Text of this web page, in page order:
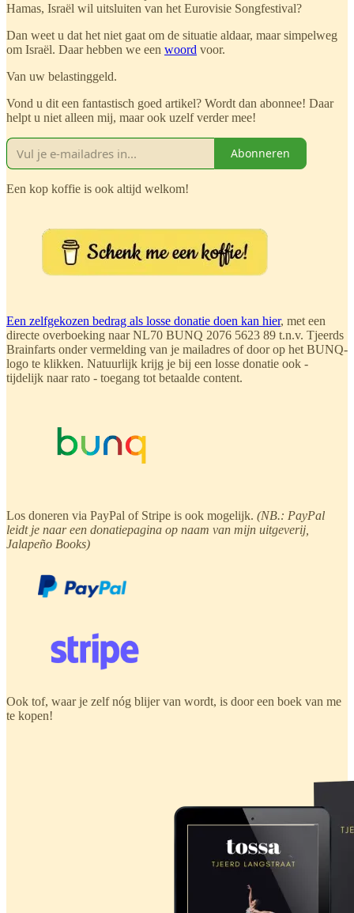
Hamas, Israël wil uitsluiten van het Eurovisie Songfestival?
Dan weet u dat het niet gaat om de situatie aldaar, maar simpelweg
om Israël. Daar hebben we een woord voor.
Van uw belastinggeld.
Vond u dit een fantastisch goed artikel? Wordt dan abonnee! Daar
helpt u niet alleen mij, maar ook uzelf verder mee!
Abonneren
Een kop koffie is ook altijd welkom!
Een zelfgekozen bedrag als losse donatie doen kan hier, met een
directe overboeking naar NL70 BUNQ 2076 5623 89 t.n.v. Tjeerds
Brainfarts onder vermelding van je mailadres of door op het BUNQ-
logo te klikken. Natuurlijk krijg je bij een losse donatie ook -
tijdelijk naar rato - toegang tot betaalde content.
Los doneren via PayPal of Stripe is ook mogelijk. (NB.: PayPal
leidt je naar een donatiepagina op naam van mijn uitgeverij,
Jalapeño Books)
Ook tof, waar je zelf nóg blijer van wordt, is door een boek van me
te kopen!